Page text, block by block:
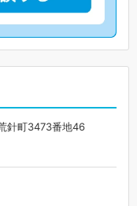
針町3473番地46